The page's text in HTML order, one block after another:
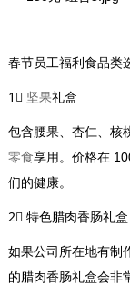
春节员工福利食品类
1⃣ 坚果礼盒
包含腰果、杏仁、核
零食享用。价格在
们的健康。
2⃣ 特色腊肉香肠礼盒
如果公司所在地有制
的腊肉香肠礼盒会非